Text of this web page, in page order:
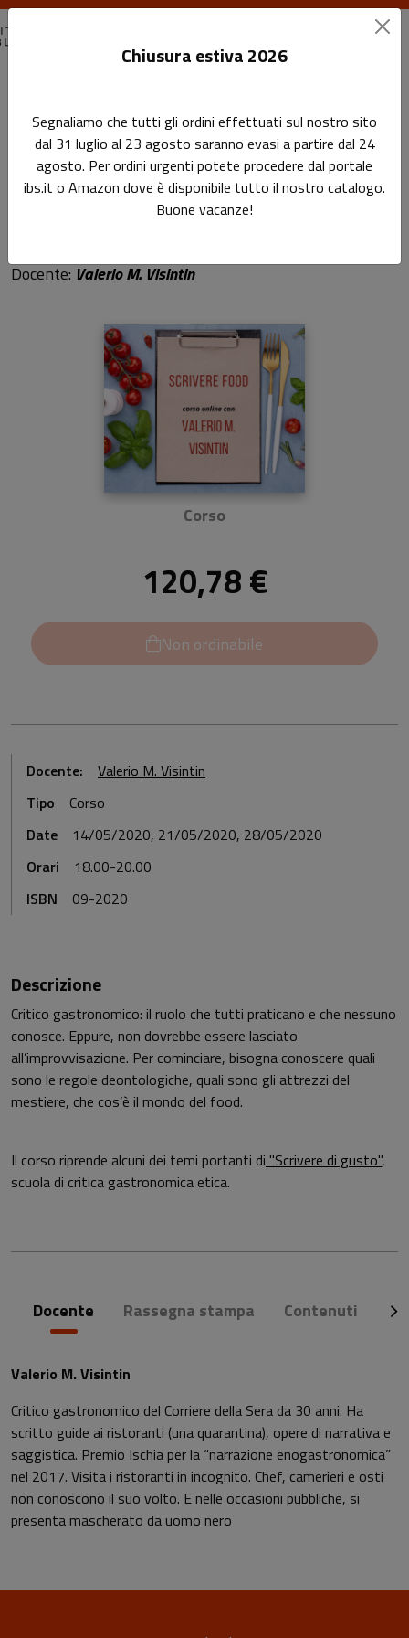
Scrivere food
La critica gastronomica dalla teoria alla
pratica
Docente: Valerio M. Visintin
Corso
120,78 €
Non ordinabile
Docente:
Valerio M. Visintin
Tipo
Corso
Date
14/05/2020, 21/05/2020, 28/05/2020
Orari
18.00-20.00
ISBN
09-2020
Descrizione
Critico gastronomico: il ruolo che tutti praticano e che nessuno
conosce. Eppure, non dovrebbe essere lasciato
all’improvvisazione. Per cominciare, bisogna conoscere quali
sono le regole deontologiche, quali sono gli attrezzi del
mestiere, che cos’è il mondo del food.
Il corso riprende alcuni dei temi portanti di "Scrivere di gusto",
scuola di critica gastronomica etica.
Docente Rassegna stampa Contenuti
Valerio M. Visintin
Critico gastronomico del Corriere della Sera da 30 anni. Ha
scritto guide ai ristoranti (una quarantina), opere di narrativa e
saggistica. Premio Ischia per la “narrazione enogastronomica”
nel 2017. Visita i ristoranti in incognito. Chef, camerieri e osti
non conoscono il suo volto. E nelle occasioni pubbliche, si
presenta mascherato da uomo nero
Chiusura estiva 2026
Segnaliamo che tutti gli ordini effettuati sul nostro sito
dal 31 luglio al 23 agosto saranno evasi a partire dal 24
agosto. Per ordini urgenti potete procedere dal portale
ibs.it o Amazon dove è disponibile tutto il nostro catalogo.
Buone vacanze!